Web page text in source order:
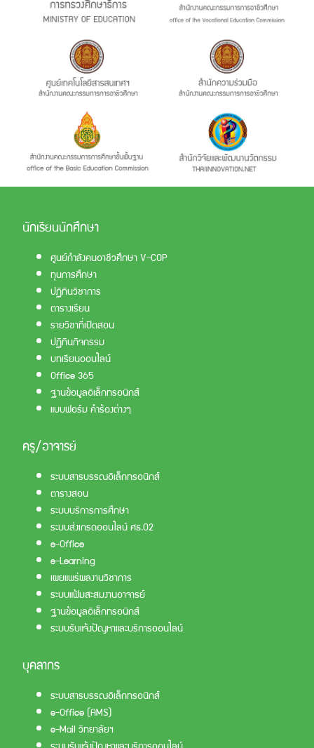
นักเรียนนักศึกษา
ศูนย์กำลังคนอาชีวศึกษา V-COP
ทุนการศึกษา
ปฏิทินวิชาการ
ตารางเรียน
รายวิชาที่เปิดสอน
ปฏิทินกิจกรรม
บทเรียนออนไลน์
Office 365
ฐานข้อมูลอิเล็กทรอนิกส์
แบบฟอร์ม คำร้องต่างๆ
ครู/อาจารย์
ระบบสารบรรณอิเล็กทรอนิกส์
ตารางสอน
ระบบบริการการศึกษา
ระบบส่งเกรดออนไลน์ ศธ.02
e-Office
e-Learning
เผยแพร่ผลงานวิชาการ
ระบบแฟ้มสะสมงานอาจารย์
ฐานข้อมูลอิเล็กทรอนิกส์
ระบบรับแจ้งปัญหาและบริการออนไลน์
บุคลากร
ระบบสารบรรณอิเล็กทรอนิกส์
e-Office (AMS)
e-Mail วิทยาลัยฯ